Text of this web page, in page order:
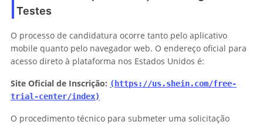
Testes
O processo de candidatura ocorre tanto pelo aplicativo
mobile quanto pelo navegador web. O endereço oficial para
acesso direto à plataforma nos Estados Unidos é:
Site Oficial de Inscrição: (https://us.shein.com/free-
trial-center/index)
O procedimento técnico para submeter uma solicitação